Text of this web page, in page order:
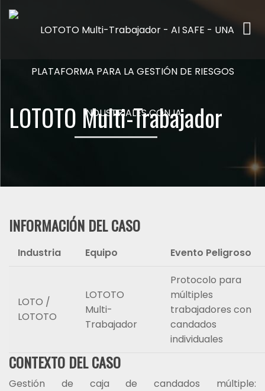
LOTOTO Multi-Trabajador
INFORMACIÓN DEL CASO
Industria Equipo Evento Peligroso
LOTO /
LOTOTO
LOTOTO
Multi-
Trabajador
Protocolo para
múltiples
trabajadores con
candados
individuales
CONTEXTO DEL CASO
Gestión de caja de candados múltiple: